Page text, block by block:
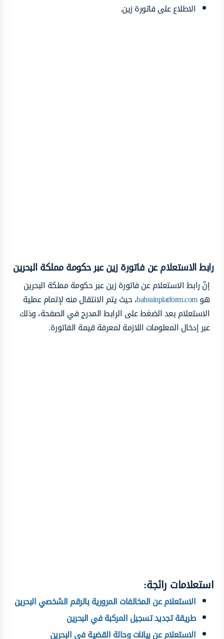
الاطلاع على فاتورة زين.
رابط الاستعلام عن فاتورة زين عبر حكومة مملكة البحرين
إنّ رابط الاستعلام عن فاتورة زين عبر حكومة مملكة البحرين
هوbahrainplatform.com
، حيث يتم الانتقال منه لإتمام عملية
الاستعلام بعد الضغط على الرابط المدرج في الصفحة، وذلك
عبر إدخال المعلومات اللازمة لمعرفة قيمة الفاتورة.
استعلامات رائجة:
الاستعلام عن المخالفات المرورية بالرقم الشخصي البحرين
طريقة تجديد تسجيل المركبة في البحرين
الاستعلام عن بيانات وحالة القضية في البحرين